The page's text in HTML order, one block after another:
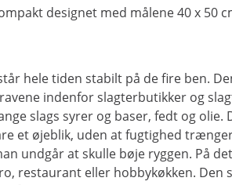
designet med målene 40 x
hele tiden stabilt på de fire ben.
indenfor slagterbutikker og
slags syrer og baser, fedt og
et øjeblik, uden at fugtighed
undgår at skulle bøje ryggen. På
restaurant eller hobbykøkken. Den